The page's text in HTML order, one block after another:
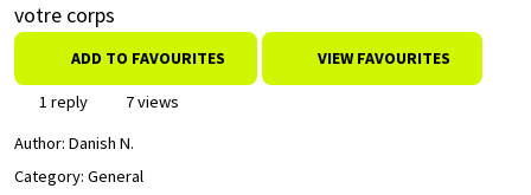
votre corps
ADD TO FAVOURITES VIEW FAVOURITES
1 reply
7 views
Author: Danish N.
Category: General